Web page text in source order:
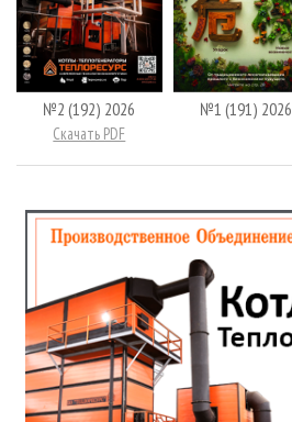
№2 (192) 2026
Скачать PDF
№1 (191) 2026